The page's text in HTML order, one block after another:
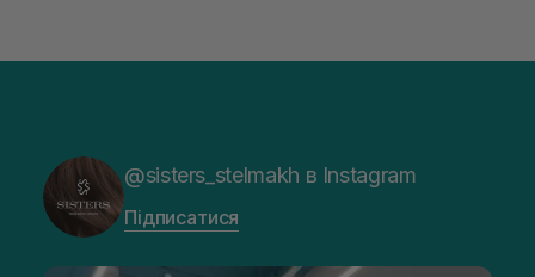
@sisters_stelmakh в Instagram
Підписатися